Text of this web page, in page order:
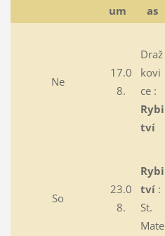
um as
Ne
17.0
8.
Draž
kovi
ce :
Rybi
tví
So
23.0
8.
Rybi
tví:
St.
Mate